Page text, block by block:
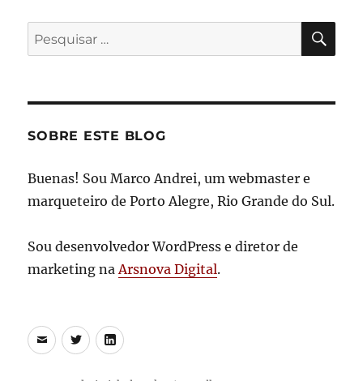
Pesquisar
por:
SOBRE ESTE BLOG
Buenas! Sou Marco Andrei, um webmaster e
marqueteiro de Porto Alegre, Rio Grande do Sul.
Sou desenvolvedor WordPress e diretor de
marketing naArsnova Digital.
E-
TwitterLinkedIn